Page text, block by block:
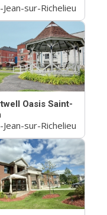
Jean-sur-Richelieu
Oasis Saint-
Jean-sur-Richelieu